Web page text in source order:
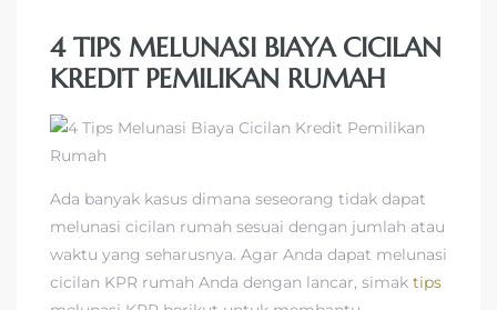
4 TIPS MELUNASI BIAYA CICILAN
KREDIT PEMILIKAN RUMAH
Ada banyak kasus dimana seseorang tidak dapat
melunasi cicilan rumah sesuai dengan jumlah atau
waktu yang seharusnya. Agar Anda dapat melunasi
cicilan KPR rumah Anda dengan lancar, simak tips